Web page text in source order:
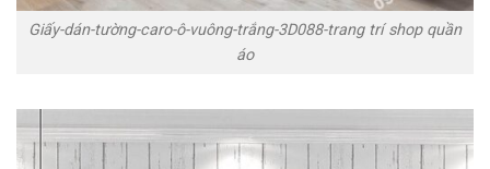
Giấy-dán-tường-caro-ô-vuông-trắng-3D088-trang trí shop quần
áo